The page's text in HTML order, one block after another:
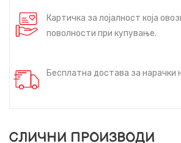
Картичка за лојалност која
поволности при купување.
Бесплатна достава за нарачки
СЛИЧНИ ПРОИЗВОДИ